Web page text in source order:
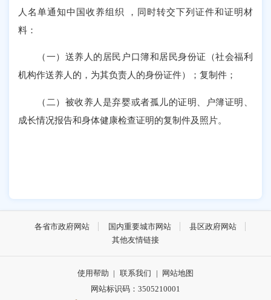
人名单通知中国收养组织 ，同时转交下列证件和证明材
料：
（一）送养人的居民户口簿和居民身份证（社会福利
机构作送养人的，为其负责人的身份证件）；复制件；
（二）被收养人是弃婴或者孤儿的证明、户簿证明、
成长情况报告和身体健康检查证明的复制件及照片。
各省市政府网站 国内重要城市网站
县区政府网站
其他友情链接
使用帮助 | 联系我们 |
网站地图
网站标识码：3505210001